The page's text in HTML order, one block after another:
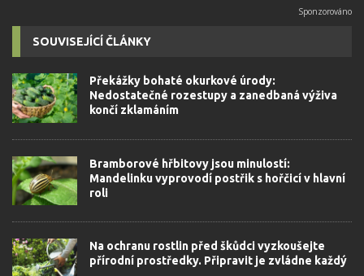
SOUVISEJÍCÍ ČLÁNKY
Překážky bohaté okurkové úrody:
Nedostatečné rozestupy a zanedbaná výživa
končí zklamáním
Bramborové hřbitovy jsou minulostí:
Mandelinku vyprovodí postřik s hořčicí v hlavní
roli
Na ochranu rostlin před škůdci vyzkoušejte
přírodní prostředky. Připravit je zvládne každý